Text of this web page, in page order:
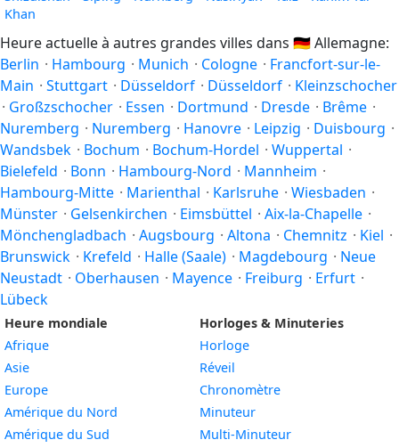
Khan
Heure actuelle à autres grandes villes dans 🇩🇪Allemagne:
Berlin · Hambourg · Munich · Cologne · Francfort-sur-le-
Main · Stuttgart · Düsseldorf · Düsseldorf · Kleinzschocher
· Großzschocher · Essen · Dortmund · Dresde · Brême ·
Nuremberg · Nuremberg · Hanovre · Leipzig · Duisbourg ·
Wandsbek · Bochum · Bochum-Hordel · Wuppertal ·
Bielefeld · Bonn · Hambourg-Nord · Mannheim ·
Hambourg-Mitte · Marienthal · Karlsruhe · Wiesbaden ·
Münster · Gelsenkirchen · Eimsbüttel · Aix-la-Chapelle ·
Mönchengladbach · Augsbourg · Altona · Chemnitz · Kiel ·
Brunswick · Krefeld · Halle (Saale) · Magdebourg · Neue
Neustadt · Oberhausen · Mayence · Freiburg · Erfurt ·
Lübeck
Heure mondiale
Afrique
Asie
Europe
Amérique du Nord
Amérique du Sud
Horloges & Minuteries
Horloge
Réveil
Chronomètre
Minuteur
Multi-Minuteur